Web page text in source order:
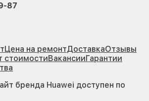
87
Цена на ремонтДоставкаОтзывы
стоимостиВакансииГарантии
бренда Huawei доступен по